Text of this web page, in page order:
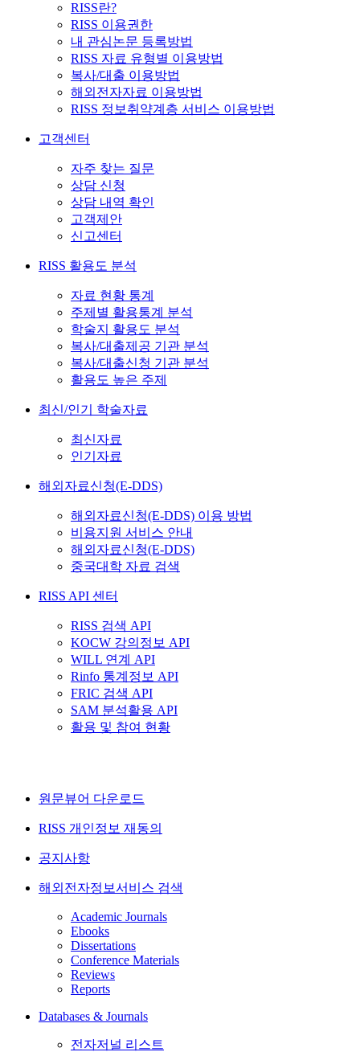
RISS란?
RISS 이용권한
내 관심논문 등록방법
RISS 자료 유형별 이용방법
복사/대출 이용방법
해외전자자료 이용방법
RISS 정보취약계층 서비스 이용방법
고객센터
자주 찾는 질문
상담 신청
상담 내역 확인
고객제안
신고센터
RISS 활용도 분석
자료 현황 통계
주제별 활용통계 분석
학술지 활용도 분석
복사/대출제공 기관 분석
복사/대출신청 기관 분석
활용도 높은 주제
최신/인기 학술자료
최신자료
인기자료
해외자료신청(E-DDS)
해외자료신청(E-DDS) 이용 방법
비용지원 서비스 안내
해외자료신청(E-DDS)
중국대학 자료 검색
RISS API 센터
RISS 검색 API
KOCW 강의정보 API
WILL 연계 API
Rinfo 통계정보 API
FRIC 검색 API
SAM 분석활용 API
활용 및 참여 현황
원문뷰어 다운로드
RISS 개인정보 재동의
공지사항
해외전자정보서비스 검색
Academic Journals
Ebooks
Dissertations
Conference Materials
Reviews
Reports
Databases & Journals
전자저널 리스트